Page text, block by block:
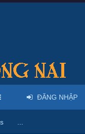
ĐĂNG NHẬP